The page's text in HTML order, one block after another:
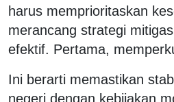
harus memprioritaskan
merancang strategi
efektif. Pertama,
Ini berarti memastikan
negeri dengan kebijakan